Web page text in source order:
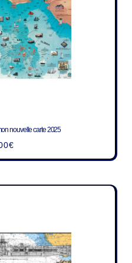
nouvelle carte 2025
€